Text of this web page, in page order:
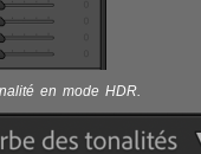
en mode HDR.